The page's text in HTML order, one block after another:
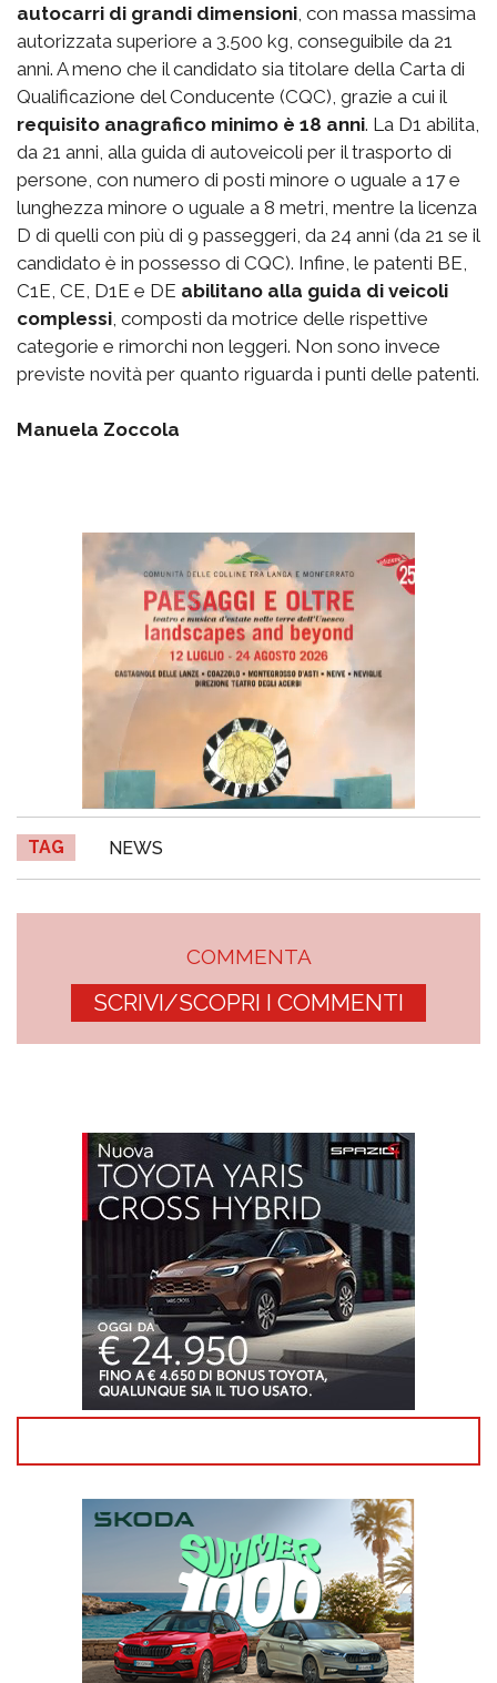
autocarri di grandi dimensioni , con massa massima
autorizzata superiore a 3.500 kg, conseguibile da 21
anni. A meno che il candidato sia titolare della Carta di
Qualificazione del Conducente (CQC), grazie a cui il
requisito anagrafico minimo è 18 anni. La D1 abilita,
da 21 anni, alla guida di autoveicoli per il trasporto di
persone, con numero di posti minore o uguale a 17 e
lunghezza minore o uguale a 8 metri, mentre la licenza
D di quelli con più di 9 passeggeri, da 24 anni (da 21 se il
candidato è in possesso di CQC). Infine, le patenti BE,
C1E, CE, D1E e DE abilitano alla guida di veicoli
complessi , composti da motrice delle rispettive
categorie e rimorchi non leggeri. Non sono invece
previste novità per quanto riguarda i punti delle patenti.
Manuela Zoccola
TAG NEWS
COMMENTA
SCRIVI/SCOPRI I COMMENTI